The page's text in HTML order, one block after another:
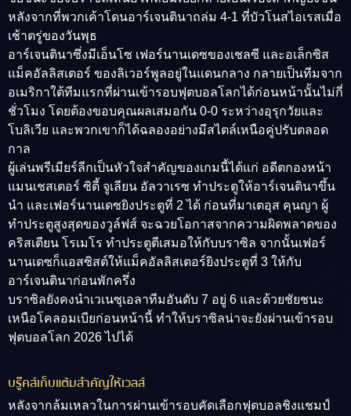
หลังจากที่พวกเค้าโดนอาร์เจนตินาถล่ม 4-1 ที่บัวโนสไอเรสเมื่อ
เช้าตรู่ของวันพุธ
อาร์เจนตินาซึ่งมีเอ็นโซ เฟอร์นานเดซของเชลซี และอเล็กซิส
แม็คอัลลิสเตอร์ ของลิเวอร์พูลอยู่ในแดนกลาง กลายเป็นทีมจาก
อเมริกาใต้ทีมแรกที่ผ่านเข้ารอบฟุตบอลโลกได้ก่อนหน้านั้นไม่กี่
ชั่วโมง โดยต้องขอบคุณผลเสมอกัน 0-0 ระหว่างอุรุกวัยและ
โบลิเวีย และพวกเขาก็ได้ฉลองอย่างมีสไตล์เหนือคู่ปรับตลอด
กาล
ผู้เล่นพรีเมียร์ลีกเป็นหัวใจสำคัญของเกมนี้ได้แก่ อดีตกองหน้า
แมนเชสเตอร์ ซิตี้ จูเลียน อัลวาเรซ ทำประตูให้อาร์เจนตินาขึ้น
นำ และเฟอร์นานเดซยิงประตูที่ 2 ได้ ก่อนที่มาเตอุส คุนญา ผู้
ทำประตูสูงสุดของวูล์ฟส์ จะฉวยโอกาสจากความผิดพลาดของ
คริสเตียน โรเมโร ทำประตูตีเสมอให้กับบราซิล จากนั้นเฟอร์
นานเดซก็แอสซิสต์ให้แม็คอัลลิสเตอร์ยิงประตูที่ 3 ให้กับ
อาร์เจนตินาก่อนพักครึ่ง
บราซิลยังคงนำเวเนซุเอลาทีมอันดับ 7 อยู่ 6 และด้วยชัยชนะ
เหนือโคลอมเบียก่อนหน้านี้ ทำให้บราซิลน่าจะยังผ่านเข้ารอบ
ฟุตบอลโลก 2026 ไปได้
บรู๊คส์เก็บแต้มสำคัญให้เวลส์
หลังจากล้มเหลวในการผ่านเข้ารอบคัดเลือกฟุตบอลชิงแชมป์